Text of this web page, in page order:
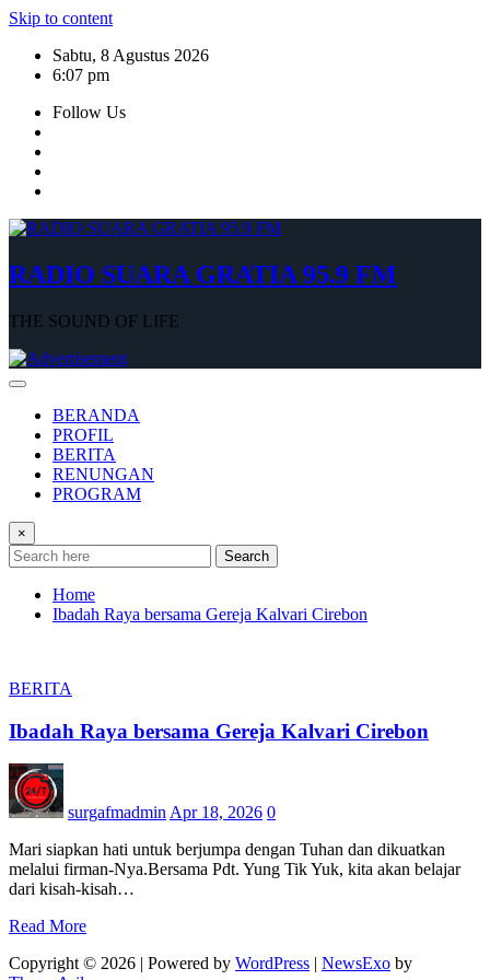
Skip to content
Sabtu, 8 Agustus 2026
6:07 pm
Follow Us
RADIO SUARA GRATIA 95.9 FM
THE SOUND OF LIFE
BERANDA
PROFIL
BERITA
RENUNGAN
PROGRAM
×
Search
Home
Ibadah Raya bersama Gereja Kalvari Cirebon
BERITA
Ibadah Raya bersama Gereja Kalvari Cirebon
surgafmadmin Apr 18, 2026 0
Mari siapkan hati untuk berjumpa dengan Tuhan dan dikuatkan
melalui firman-Nya.Bersama Pdt. Yung Tik Yuk, kita akan belajar
dari kisah-kisah…
Read More
Copyright © 2026 | Powered by WordPress | NewsExo by